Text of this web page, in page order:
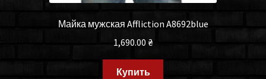
Майка мужская Affliction A8692blue
1,690.00 ₴
Купить